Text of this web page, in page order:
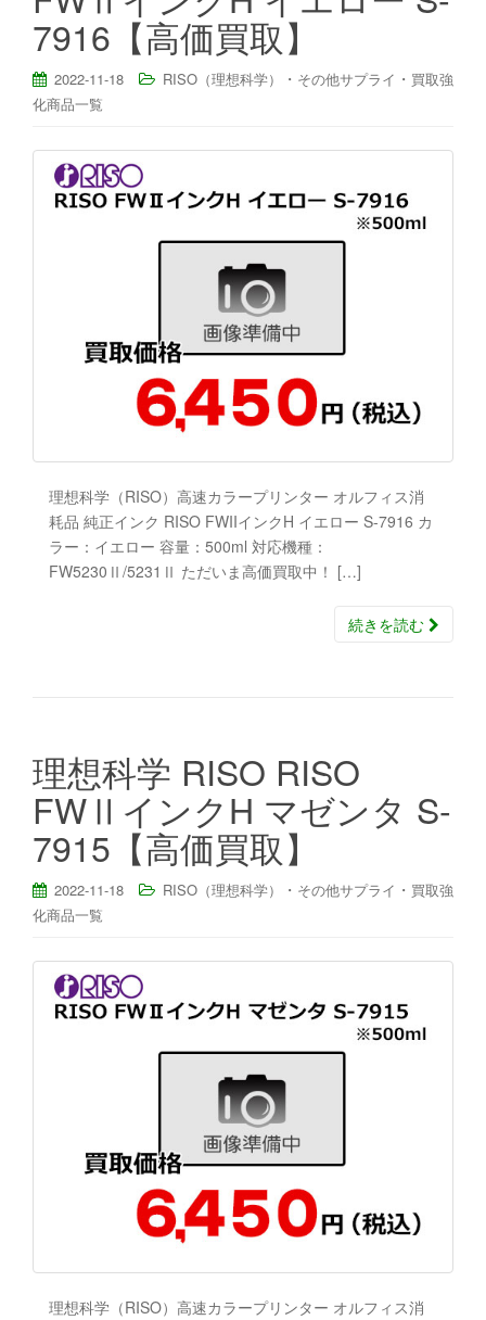
7916【高価買取】
2022-11-18 RISO（理想科学） ・ その他サプライ ・ 買取強
化商品一覧
理想科学（RISO）高速カラープリンター オルフィス消
耗品 純正インク RISO FWIIインクH イエロー S-7916 カ
ラー：イエロー 容量：500ml 対応機種：
FW5230Ⅱ/5231Ⅱ ただいま高価買取中！ […]
続きを読む
理想科学 RISO RISO
FWⅡインクH マゼンタ S-
7915【高価買取】
2022-11-18 RISO（理想科学） ・ その他サプライ ・ 買取強
化商品一覧
理想科学（RISO）高速カラープリンター オルフィス消